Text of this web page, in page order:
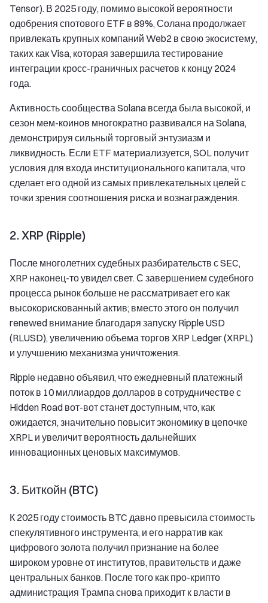
Tensor). В 2025 году, помимо высокой вероятности
одобрения спотового ETF в 89%, Солана продолжает
привлекать крупных компаний Web2 в свою экосистему,
таких как Visa, которая завершила тестирование
интеграции кросс-граничных расчетов к концу 2024
года.
Активность сообщества Solana всегда была высокой, и
сезон мем-коинов многократно развивался на Solana,
демонстрируя сильный торговый энтузиазм и
ликвидность. Если ETF материализуется, SOL получит
условия для входа институционального капитала, что
сделает его одной из самых привлекательных целей с
точки зрения соотношения риска и вознаграждения.
2. XRP (Ripple)
После многолетних судебных разбирательств с SEC,
XRP наконец-то увидел свет. С завершением судебного
процесса рынок больше не рассматривает его как
высокорискованный актив; вместо этого он получил
renewed внимание благодаря запуску Ripple USD
(RLUSD), увеличению объема торгов XRP Ledger (XRPL)
и улучшению механизма уничтожения.
Ripple недавно объявил, что ежедневный платежный
поток в 10 миллиардов долларов в сотрудничестве с
Hidden Road вот-вот станет доступным, что, как
ожидается, значительно повысит экономику в цепочке
XRPL и увеличит вероятность дальнейших
инновационных ценовых максимумов.
3. Биткойн (BTC)
К 2025 году стоимость BTC давно превысила стоимость
спекулятивного инструмента, и его нарратив как
цифрового золота получил признание на более
широком уровне от институтов, правительств и даже
центральных банков. После того как про-крипто
администрация Трампа снова приходит к власти в